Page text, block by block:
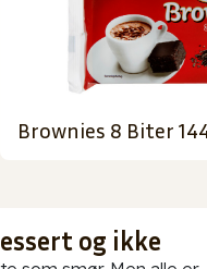
Brownies 8 Biter
og ikke